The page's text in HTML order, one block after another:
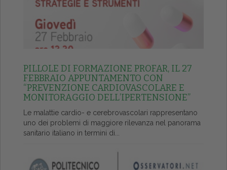
PILLOLE DI FORMAZIONE PROFAR, IL 27
FEBBRAIO APPUNTAMENTO CON
“PREVENZIONE CARDIOVASCOLARE E
MONITORAGGIO DELL’IPERTENSIONE”
Le malattie cardio- e cerebrovascolari rappresentano
uno dei problemi di maggiore rilevanza nel panorama
sanitario italiano in termini di...